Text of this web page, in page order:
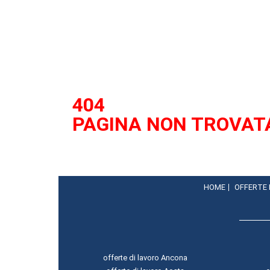
404
PAGINA NON
HOME OFFERTE
offerte di lavoro Ancona